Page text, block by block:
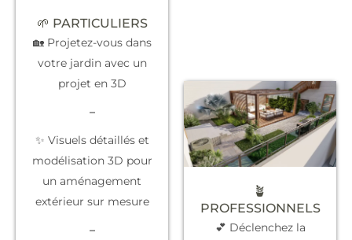
🌱 PARTICULIERS
🏡 Projetez-vous dans
votre jardin avec un
projet en 3D
–
✨ Visuels détaillés et
modélisation 3D pour
un aménagement
extérieur sur mesure
–
🪴
PROFESSIONNELS
💕 Déclenchez la